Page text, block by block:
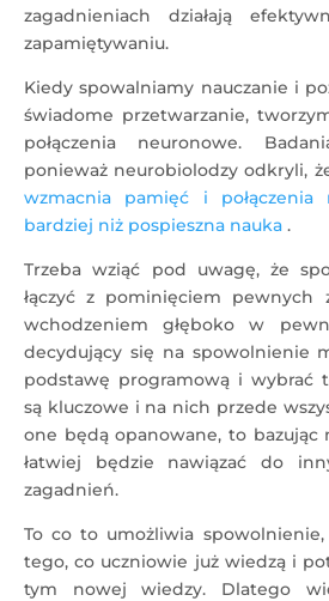
zagadnieniach działają
zapamiętywaniu.
Kiedy spowalniamy nauczanie i
świadome przetwarzanie,
połączenia neuronowe.
ponieważ neurobiolodzy odkryli,
wzmacnia pamięć i
bardziej niż pospieszna nauka .
Trzeba wziąć pod uwagę, że
łączyć z pominięciem
wchodzeniem głęboko w
decydujący się na spowolnienie
podstawę programową i wybrać
są kluczowe i na nich przede
one będą opanowane, to bazując
łatwiej będzie nawiązać do
zagadnień.
To co to umożliwia
tego, co uczniowie już wiedzą i
tym nowej wiedzy. Dlatego